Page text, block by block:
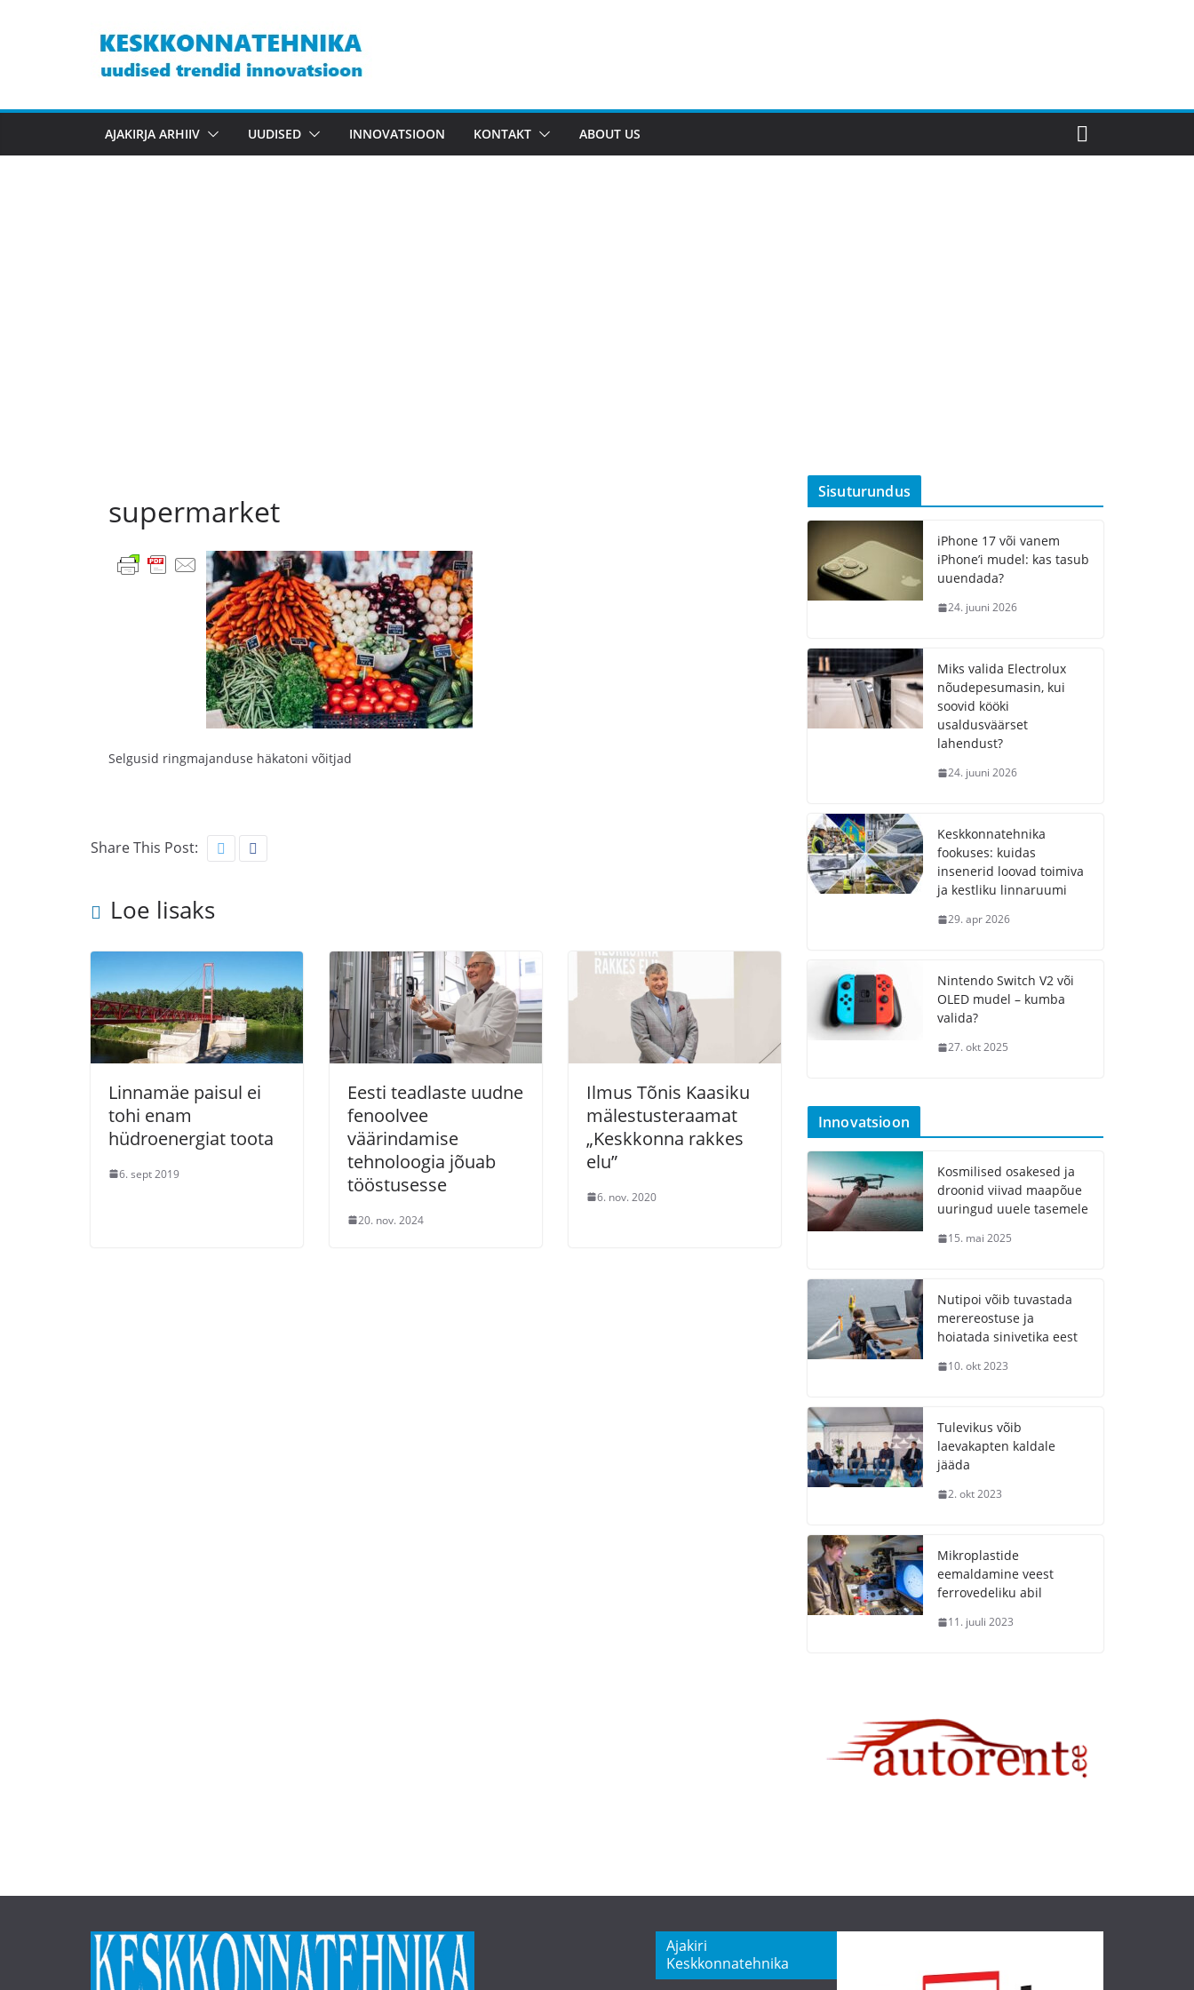
AJAKIRJA ARHIIV UUDISED INNOVATSIOON KONTAKT ABOUT US
supermarket
Selgusid ringmajanduse häkatoni võitjad
Share This Post:
Loe lisaks
Linnamäe paisul ei
tohi enam
hüdroenergiat toota
6. sept 2019
Eesti teadlaste uudne
fenoolvee
väärindamise
tehnoloogia jõuab
tööstusesse
20. nov. 2024
Ilmus Tõnis Kaasiku
mälestusteraamat
„Keskkonna rakkes
elu”
6. nov. 2020
Sisuturundus
iPhone 17 või vanem
iPhone’i mudel: kas tasub
uuendada?
24. juuni 2026
Miks valida Electrolux
nõudepesumasin, kui
soovid kööki
usaldusväärset
lahendust?
24. juuni 2026
Keskkonnatehnika
fookuses: kuidas
insenerid loovad toimiva
ja kestliku linnaruumi
29. apr 2026
Nintendo Switch V2 või
OLED mudel – kumba
valida?
27. okt 2025
Innovatsioon
Kosmilised osakesed ja
droonid viivad maapõue
uuringud uuele tasemele
15. mai 2025
Nutipoi võib tuvastada
merereostuse ja
hoiatada sinivetika eest
10. okt 2023
Tulevikus võib
laevakapten kaldale
jääda
2. okt 2023
Mikroplastide
eemaldamine veest
ferrovedeliku abil
11. juuli 2023
Ajakiri
Keskkonnatehnika